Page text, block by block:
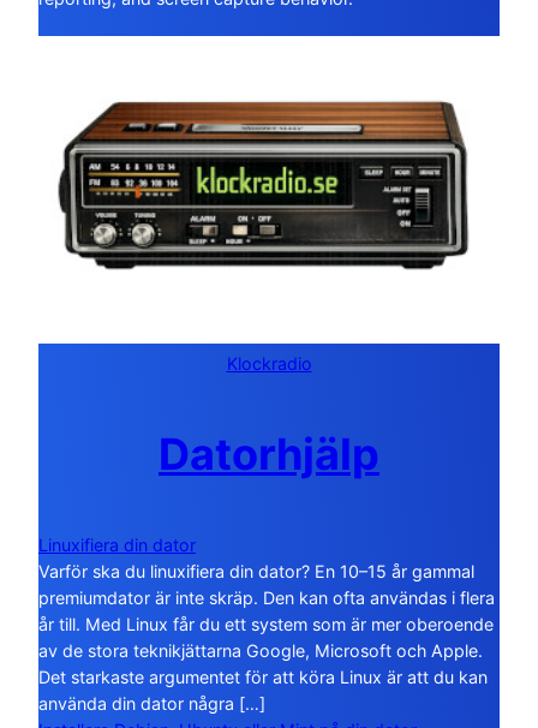
Klockradio
Datorhjälp
Linuxifiera din dator
Varför ska du linuxifiera din dator? En 10–15 år gammal
premiumdator är inte skräp. Den kan ofta användas i flera
år till. Med Linux får du ett system som är mer oberoende
av de stora teknikjättarna Google, Microsoft och Apple.
Det starkaste argumentet för att köra Linux är att du kan
använda din dator några […]